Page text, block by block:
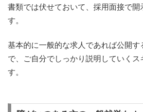
書類では伏せておいて、採用面接で開
す。
基本的に一般的な求人であれば公開す
で、ご自分でしっかり説明していくス
す。